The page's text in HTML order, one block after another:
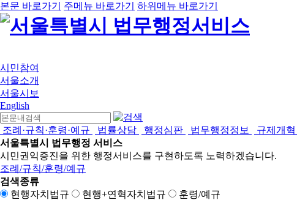
본문 바로가기 주메뉴 바로가기 하위메뉴 바로가기
시민참여
서울소개
서울시보
English
조례·규칙·훈령·예규 법률상담 행정심판 법무행정정보 규제개혁
서울특별시 법무행정 서비스
시민권익증진을 위한 행정서비스를 구현하도록 노력하겠습니다.
조례/규칙/훈령/예규
검색종류
현행자치법규
현행+연혁자치법규
훈령/예규